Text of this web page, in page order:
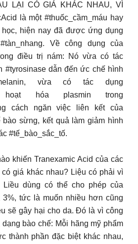
LẠI CÓ GIÁ KHÁC NHAU, VÌ
là một #thuốc_cầm_máu hay
hiện nay đã được ứng dụng
Về công dụng của
điều trị nám: Nó vừa có tác
#tyrosinase dẫn đến ức chế hình
vừa có tác dụng
hoạt hóa plasmin trong
cách ngăn việc liên kết của
bào sừng, kết quả làm giảm hình
#tế_bào_sắc_tố.
khiến Tranexamic Acid của các
giá khác nhau? Liệu có phải vì
Liều dùng có thể cho phép của
3%, tức là muốn nhiều hơn cũng
sẽ gây hại cho da. Đó là vì công
bào chế: Mỗi hãng mỹ phẩm
thành phần đặc biệt khác nhau,